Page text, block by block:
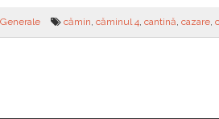
Generale cămin, căminul 4, cantină, cazare,